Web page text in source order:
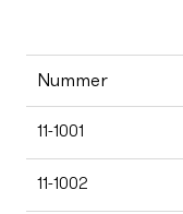
Nummer
11-1001
11-1002